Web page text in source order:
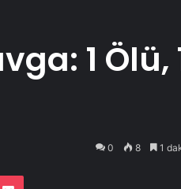
1 Ölü,
0 8 1
Pocket